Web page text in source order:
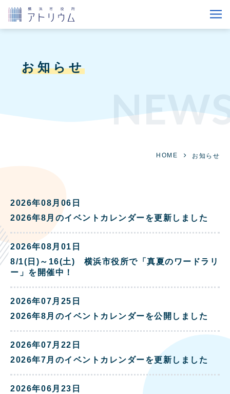
お知らせ
HOME お知らせ
2026年08月06日
2026年8月のイベントカレンダーを更新しました
2026年08月01日
8/1(日)～16(土) 横浜市役所で「真夏のワードラリ
ー」を開催中！
2026年07月25日
2026年8月のイベントカレンダーを公開しました
2026年07月22日
2026年7月のイベントカレンダーを更新しました
2026年06月23日